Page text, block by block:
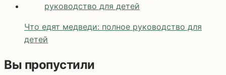
Что едят медведи: полное руководство для
детей
Вы пропустили